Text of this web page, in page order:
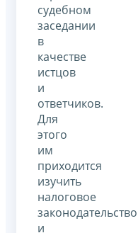
судебном
заседании
в
качестве
истцов
и
ответчиков.
Для
этого
им
приходится
изучить
налоговое
законодательство
и